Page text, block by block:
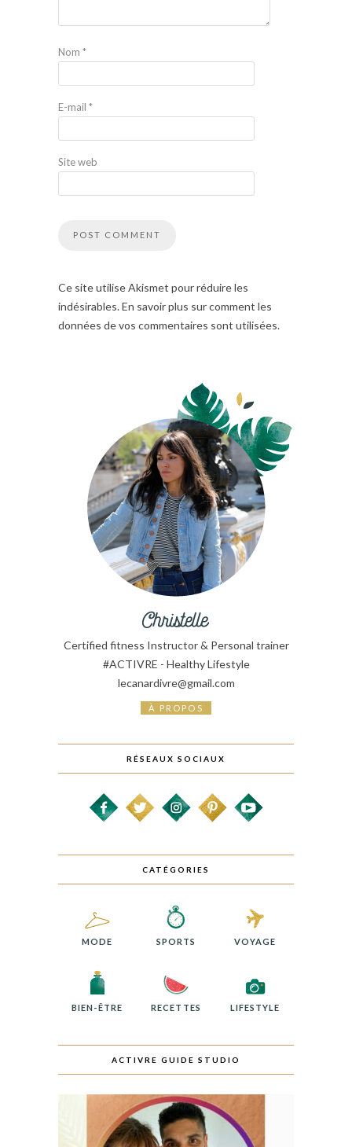
Nom *
E-mail *
Site web
Ce site utilise Akismet pour réduire les
indésirables. En savoir plus sur comment les
données de vos commentaires sont utilisées.
Certified fitness Instructor & Personal trainer
#ACTIVRE - Healthy Lifestyle
lecanardivre@gmail.com
À PROPOS
RÉSEAUX SOCIAUX
CATÉGORIES
MODE SPORTS VOYAGE
BIEN-ÊTRE RECETTES LIFESTYLE
ACTIVRE GUIDE STUDIO